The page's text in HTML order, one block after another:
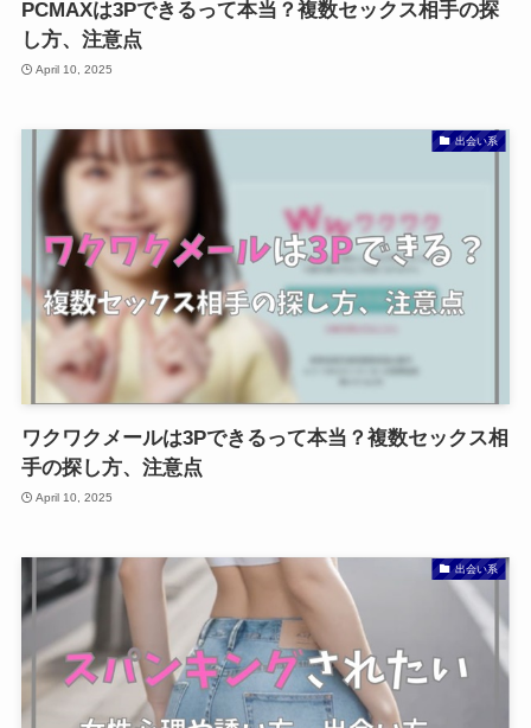
PCMAXは3Pできるって本当？複数セックス相手の探
し方、注意点
April 10, 2025
出会い系
ワクワクメールは3Pできるって本当？複数セックス相
手の探し方、注意点
April 10, 2025
出会い系